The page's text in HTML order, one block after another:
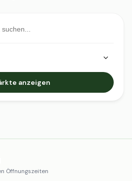
anzeigen
Öffnungszeiten